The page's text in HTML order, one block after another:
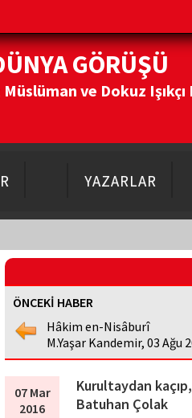
GÖRÜŞÜ
ve Dokuz
YAZARLAR
ÖNCEKİ HABER
Hâkim en-Nisâburî
M.Yaşar Kandemir, 03 Ağu
07 Mar
2016
Kurultaydan
Batuhan Çolak